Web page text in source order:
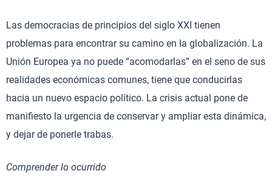
Las democracias de principios del siglo XXI tienen
problemas para encontrar su camino en la globalización. La
Unión Europea ya no puede “acomodarlas” en el seno de sus
realidades económicas comunes, tiene que conducirlas
hacia un nuevo espacio político. La crisis actual pone de
manifiesto la urgencia de conservar y ampliar esta dinámica,
y dejar de ponerle trabas.
Comprender lo ocurrido